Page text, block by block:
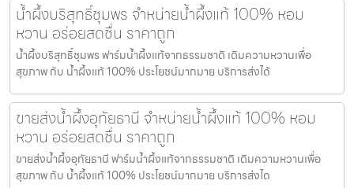
น้ำผึ้งบริสุทธิ์ชุมพร จำหน่ายน้ำผึ้งแท้ 100% หอม
หวาน อร่อยสดชื่น ราคาถูก
น้ำผึ้งบริสุทธิ์ชุมพร ฟาร์มน้ำผึ้งแท้จากธรรมชาติ เติมความหวานเพื่อ
สุขภาพ กับ น้ำผึ้งแท้ 100% ประโยชน์มากมาย บริการส่งได้
ขายส่งน้ำผึ้งอุทัยธานี จำหน่ายน้ำผึ้งแท้ 100% หอม
หวาน อร่อยสดชื่น ราคาถูก
ขายส่งน้ำผึ้งอุทัยธานี ฟาร์มน้ำผึ้งแท้จากธรรมชาติ เติมความหวานเพื่อ
สุขภาพ กับ น้ำผึ้งแท้ 100% ประโยชน์มากมาย บริการส่งได